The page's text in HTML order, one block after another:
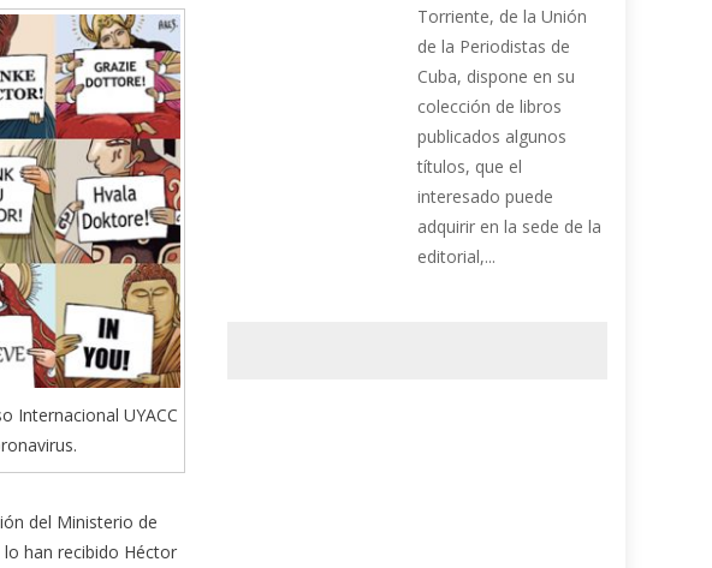
Internacional UYACC
del Ministerio de
han recibido Héctor
Torriente, de la Unión
de la Periodistas de
Cuba, dispone en su
colección de libros
publicados algunos
títulos, que el
interesado puede
adquirir en la sede de la
editorial,...